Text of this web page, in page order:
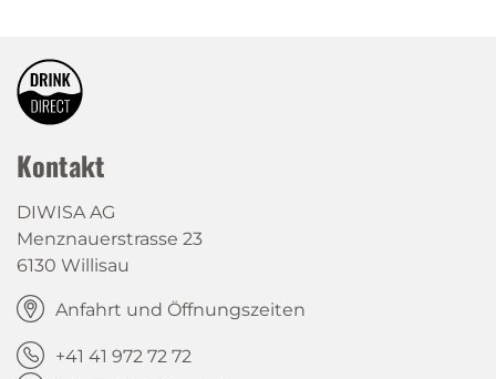
Kontakt
DIWISA AG
Menznauerstrasse 23
6130 Willisau
Anfahrt und Öffnungszeiten
+41 41 972 72 72